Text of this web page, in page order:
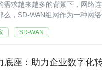
需求越来越多的背景下，网络
，SD-WAN组网作为一种网
SD-WAN
底座：助力企业数字化